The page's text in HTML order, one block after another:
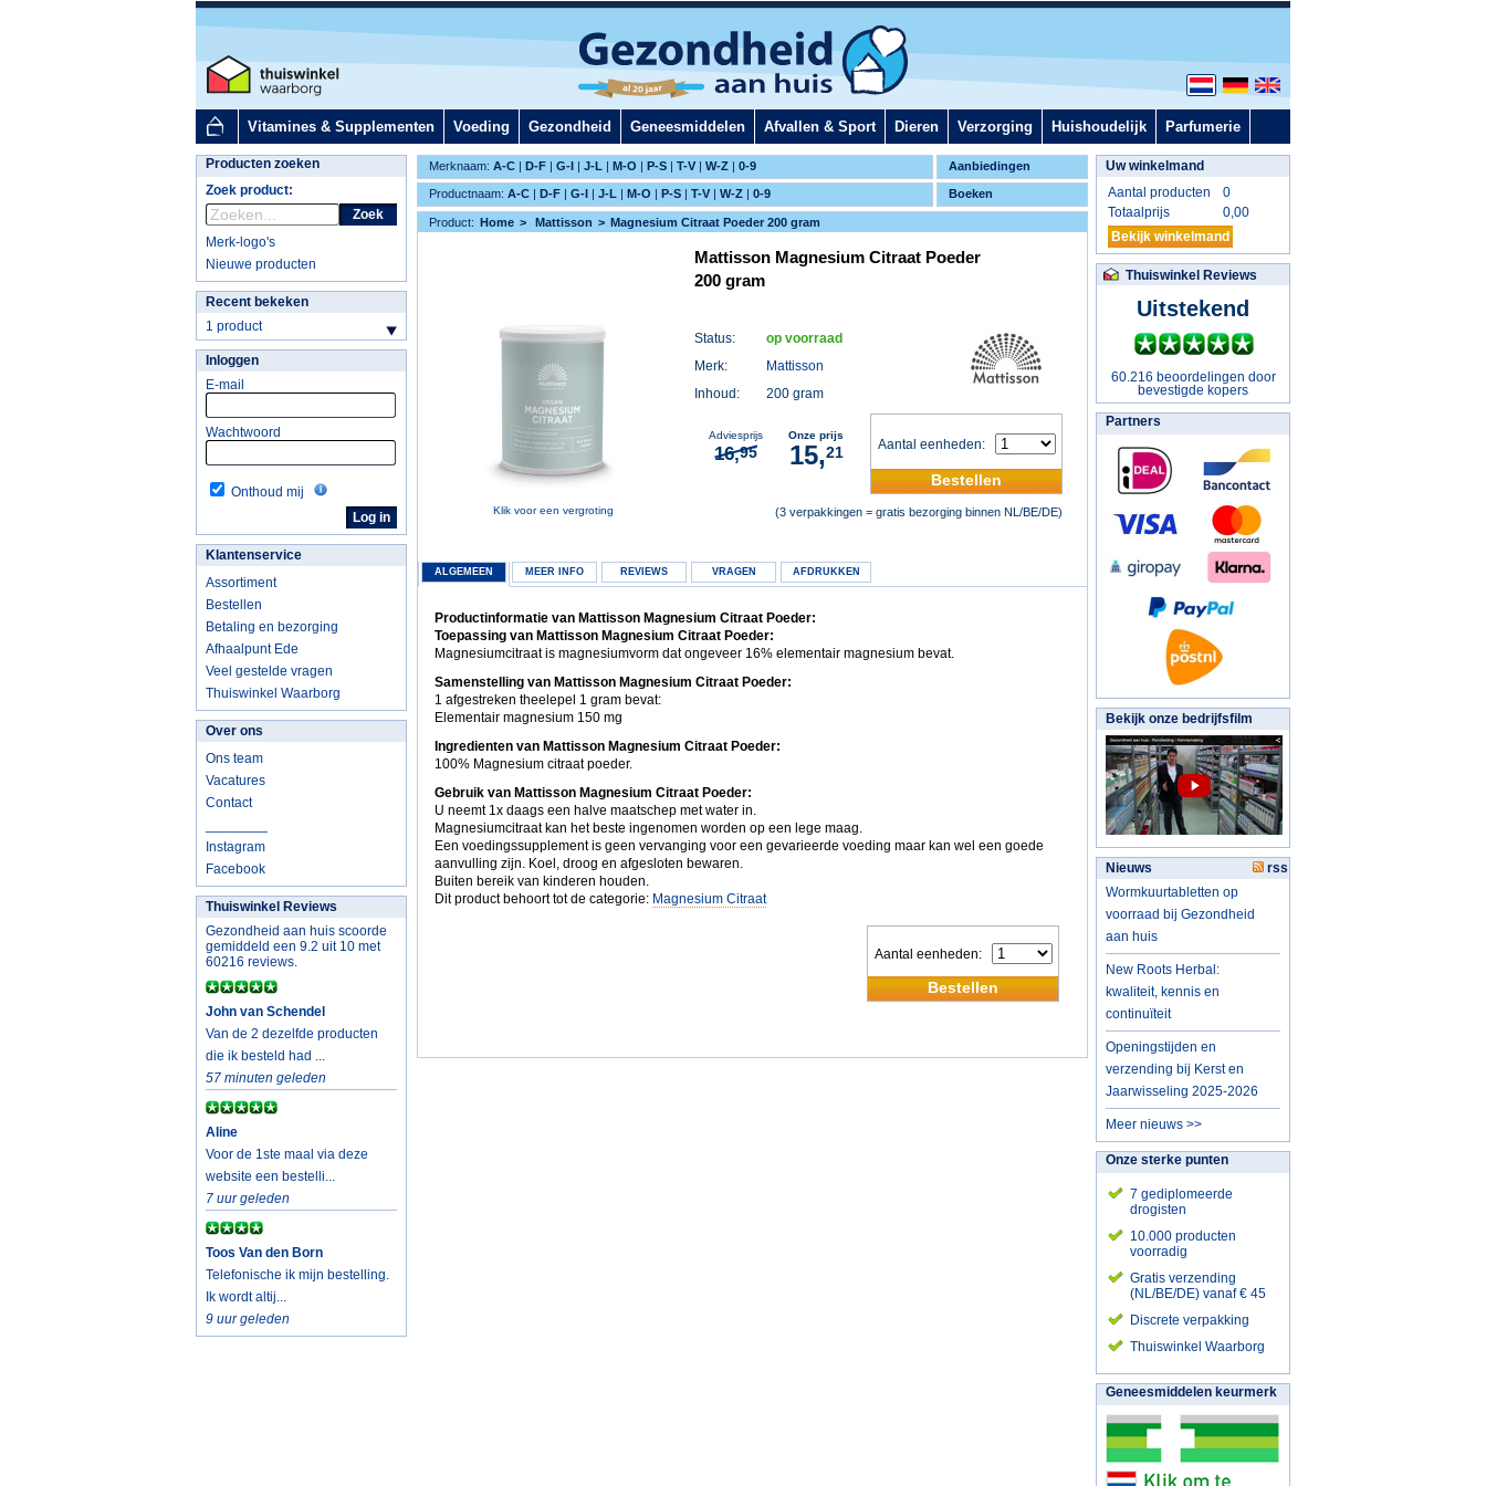
Vitamines & Supplementen Voeding Gezondheid Geneesmiddelen Afvallen & Sport Dieren Verzorging Huishoudelijk Parfumerie
Aanbiedingen
Merknaam: A-C | D-F | G-I | J-L | M-O | P-S | T-V | W-Z | 0-9
Boeken
Productnaam: A-C | D-F | G-I | J-L | M-O | P-S | T-V | W-Z | 0-9
Producten zoeken
Zoek product:
Zoek
Merk-logo's
Nieuwe producten
Recent bekeken
1 product
Inloggen
E-mail
Wachtwoord
Onthoud mij
Klantenservice
Assortiment
Bestellen
Betaling en bezorging
Afhaalpunt Ede
Veel gestelde vragen
Thuiswinkel Waarborg
Over ons
Ons team
Vacatures
Contact
Instagram
Facebook
Thuiswinkel Reviews
Gezondheid aan huis scoorde
gemiddeld een 9.2 uit 10 met
60216 reviews.
John van Schendel
Van de 2 dezelfde producten
die ik besteld had ...
57 minuten geleden
Aline
Voor de 1ste maal via deze
website een bestelli...
7 uur geleden
Toos Van den Born
Telefonische ik mijn bestelling.
Ik wordt altij...
9 uur geleden
Product: Home Mattisson Magnesium Citraat Poeder 200 gram
Klik voor een vergroting
Mattisson Magnesium Citraat Poeder
200 gram
Status:
op voorraad
Merk:
Mattisson
Inhoud:
200 gram
Aantal eenheden:
Bestellen
Adviesprijs
16,95
Onze prijs
15,21
(3 verpakkingen = gratis bezorging binnen NL/BE/DE)
ALGEMEEN MEER INFO REVIEWS VRAGEN AFDRUKKEN
Productinformatie van Mattisson Magnesium Citraat Poeder:
Toepassing van Mattisson Magnesium Citraat Poeder:
Magnesiumcitraat is magnesiumvorm dat ongeveer 16% elementair magnesium bevat.
Samenstelling van Mattisson Magnesium Citraat Poeder:
1 afgestreken theelepel 1 gram bevat:
Elementair magnesium 150 mg
Ingredienten van Mattisson Magnesium Citraat Poeder:
100% Magnesium citraat poeder.
Gebruik van Mattisson Magnesium Citraat Poeder:
U neemt 1x daags een halve maatschep met water in.
Magnesiumcitraat kan het beste ingenomen worden op een lege maag.
Een voedingssupplement is geen vervanging voor een gevarieerde voeding maar kan wel een goede
aanvulling zijn. Koel, droog en afgesloten bewaren.
Buiten bereik van kinderen houden.
Dit product behoort tot de categorie: Magnesium Citraat
Aantal eenheden:
Bestellen
Uw winkelmand
Aantal producten
0
Totaalprijs
0,00
Bekijk winkelmand
Thuiswinkel Reviews
Uitstekend
60.216 beoordelingen door
bevestigde kopers
Partners
Bekijk onze bedrijfsfilm
Nieuws
rss
Wormkuurtabletten op
voorraad bij Gezondheid
aan huis
New Roots Herbal:
kwaliteit, kennis en
continuïteit
Openingstijden en
verzending bij Kerst en
Jaarwisseling 2025-2026
Meer nieuws >>
Onze sterke punten
7 gediplomeerde
drogisten
10.000 producten
voorradig
Gratis verzending
(NL/BE/DE) vanaf € 45
Discrete verpakking
Thuiswinkel Waarborg
Geneesmiddelen keurmerk